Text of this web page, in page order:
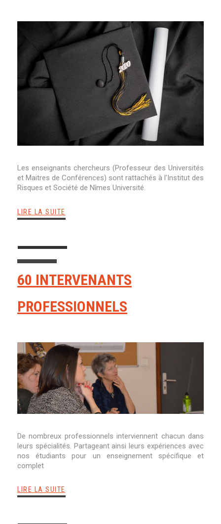
Les enseignants chercheurs (Professeur des Universités
et Maitres de Conférences) sont rattachés à l'Institut des
Risques et Société de Nîmes Université.
LIRE LA SUITE
60 INTERVENANTS
PROFESSIONNELS
De nombreux professionnels interviennent chacun dans
leurs spécialités. Partageant ainsi leurs expériences avec
nos étudiants pour un enseignement spécifique et
complet
LIRE LA SUITE